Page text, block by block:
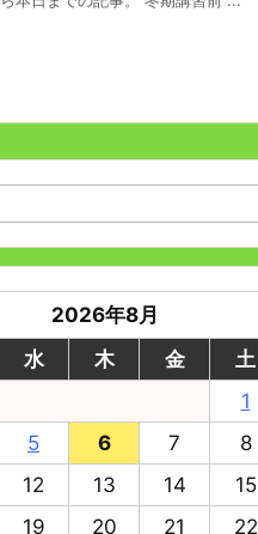
2026年8月
水 木 金 土
1
5 6 7 8
12 13 14 15
19 20 21 22